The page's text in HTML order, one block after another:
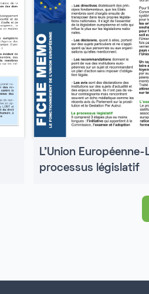
L'Union Européenne-
processus législatif